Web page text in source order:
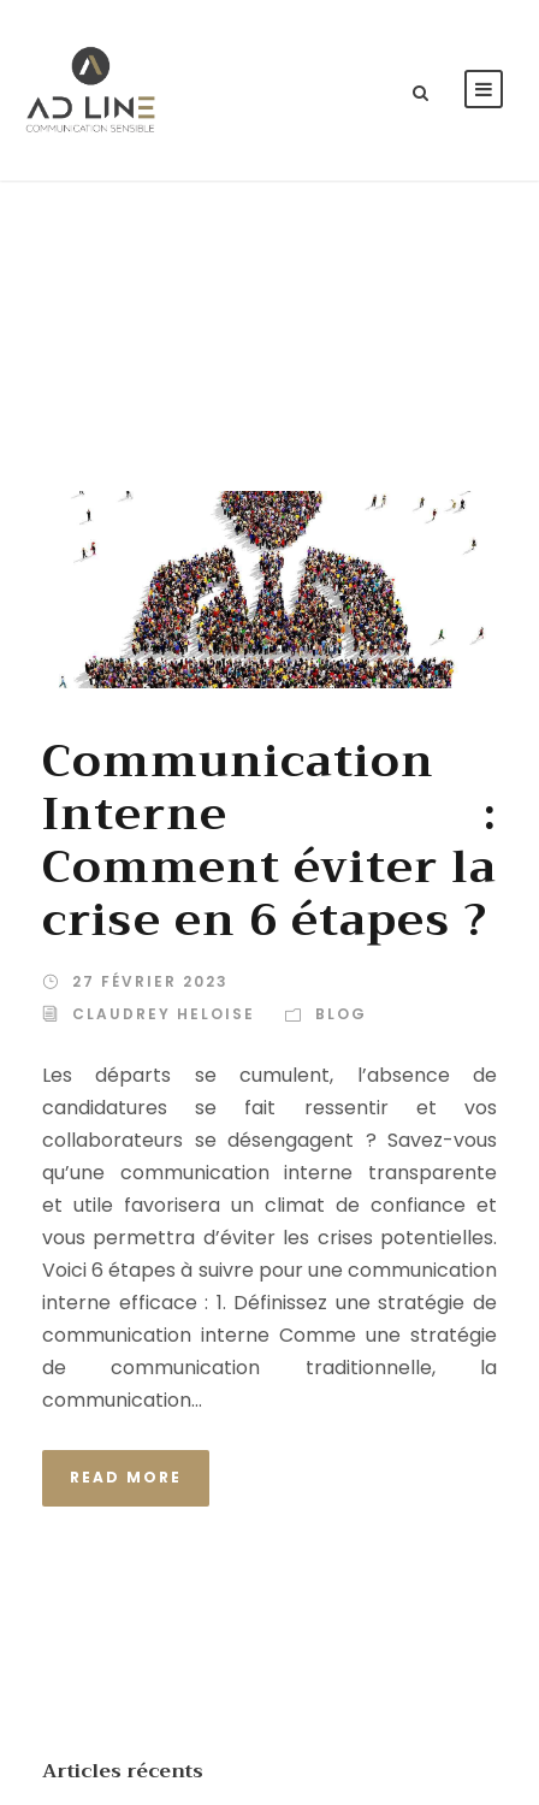
Communication
Interne :
Comment éviter la
crise en 6 étapes ?
27 FÉVRIER 2023
CLAUDREY HELOISE
BLOG
Les départs se cumulent, l’absence de
candidatures se fait ressentir et vos
collaborateurs se désengagent ? Savez-vous
qu’une communication interne transparente
et utile favorisera un climat de confiance et
vous permettra d’éviter les crises potentielles.
Voici 6 étapes à suivre pour une communication
interne efficace : 1. Définissez une stratégie de
communication interne Comme une stratégie
de communication traditionnelle, la
communication...
READ MORE
Articles récents